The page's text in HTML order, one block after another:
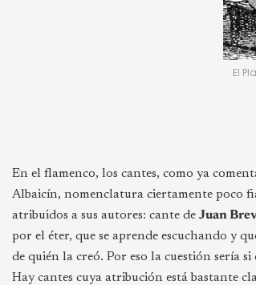
El
En el flamenco, los cantes, como ya
Albaicín, nomenclatura ciertamente poco
atribuidos a sus autores: cante de Juan
por el éter, que se aprende escuchando y
de quién la creó. Por eso la cuestión sería
Hay cantes cuya atribución está bastante